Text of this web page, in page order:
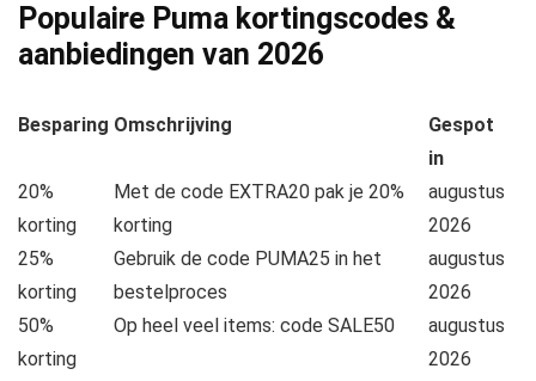
Populaire Puma kortingscodes &
aanbiedingen van 2026
Besparing Omschrijving
Gespot
in
20%
korting
Met de code EXTRA20 pak je 20%
korting
augustus
2026
25%
korting
Gebruik de code PUMA25 in het
bestelproces
augustus
2026
50%
korting
Op heel veel items: code SALE50
augustus
2026